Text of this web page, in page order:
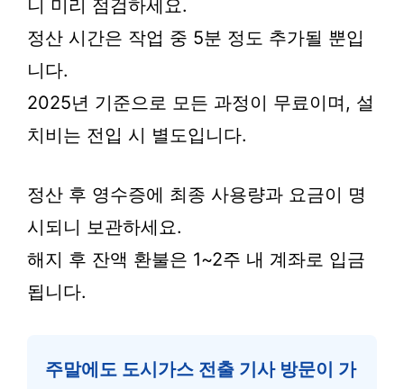
니 미리 점검하세요.
정산 시간은 작업 중 5분 정도 추가될 뿐입
니다.
2025년 기준으로 모든 과정이 무료이며, 설
치비는 전입 시 별도입니다.
정산 후 영수증에 최종 사용량과 요금이 명
시되니 보관하세요.
해지 후 잔액 환불은 1~2주 내 계좌로 입금
됩니다.
주말에도 도시가스 전출 기사 방문이 가